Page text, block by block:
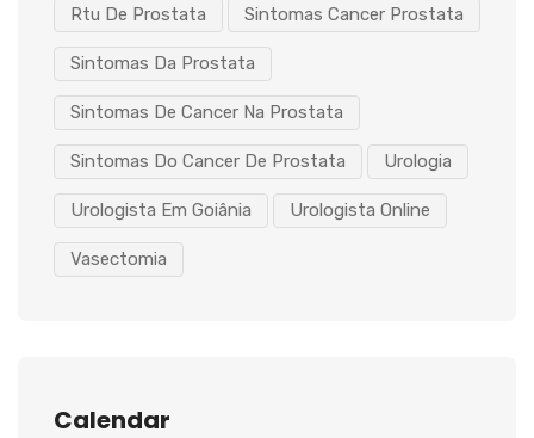
Rtu De Prostata Sintomas Cancer Prostata
Sintomas Da Prostata
Sintomas De Cancer Na Prostata
Sintomas Do Cancer De Prostata Urologia
Urologista Em Goiânia Urologista Online
Vasectomia
Calendar